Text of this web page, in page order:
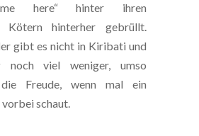
here“ hinter ihren
Kötern hinterher gebrüllt.
gibt es nicht in Kiribati und
noch viel weniger, umso
Freude, wenn mal ein
schaut.